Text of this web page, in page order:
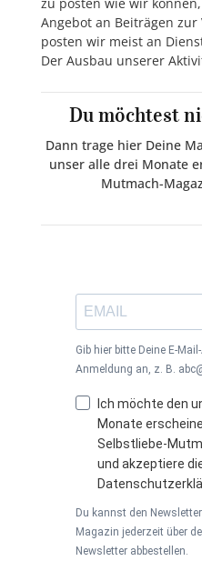
Angebot an Beiträgen
posten wir meist an
Der Ausbau unserer
Du möchtest
Dann trage hier Deine
unser alle drei Monate
Mutmach-
Gib hier bitte Deine E-
Anmeldung an, z. B.
Ich möchte den
Monate
Selbstliebe-
und akzeptiere
Du kannst den
Magazin jederzeit über
Newsletter abbestellen.